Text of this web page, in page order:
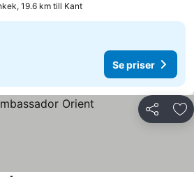
19.6 km till Kant
Se priser
Dela